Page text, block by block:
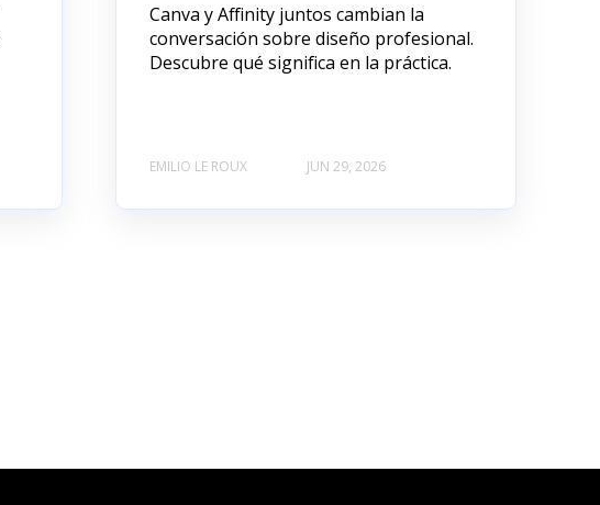
Canva y Affinity juntos cambian la
conversación sobre diseño profesional.
Descubre qué significa en la práctica.
EMILIO LE ROUX JUN 29, 2026